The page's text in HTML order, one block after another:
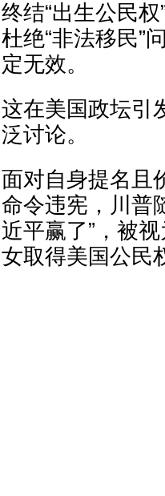
终结“出生公民
杜绝“非法移民”
定无效。
这在美国政坛引
泛讨论。
面对自身提名且
命令违宪，川普
近平赢了”，被
女取得美国公民